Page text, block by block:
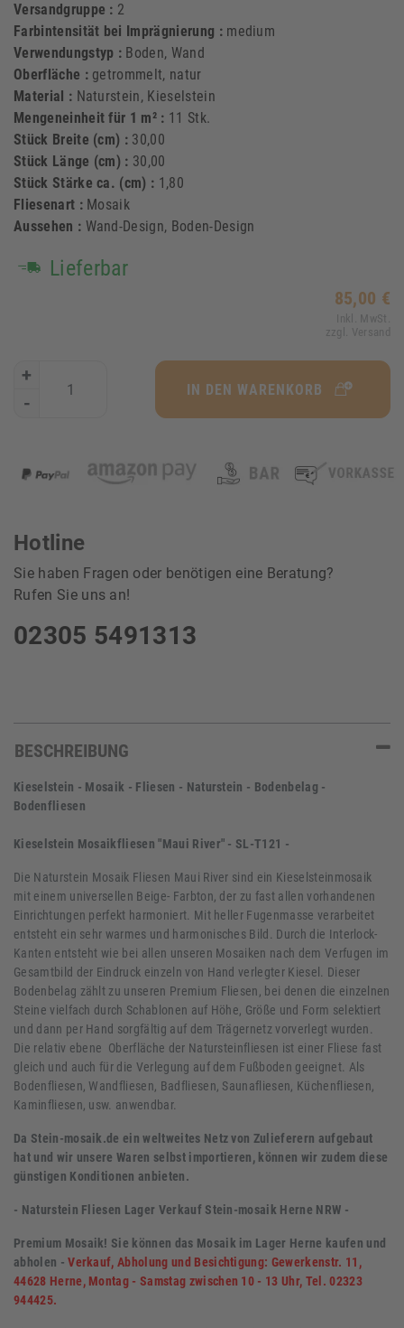
Versandgruppe : 2
Farbintensität bei Imprägnierung : medium
Verwendungstyp : Boden, Wand
Oberfläche : getrommelt, natur
Material : Naturstein, Kieselstein
Mengeneinheit für 1 m² : 11 Stk.
Stück Breite (cm) : 30,00
Stück Länge (cm) : 30,00
Stück Stärke ca. (cm) : 1,80
Fliesenart : Mosaik
Aussehen : Wand-Design, Boden-Design
Lieferbar
85,00 €
Inkl. MwSt.
zzgl. Versand
+
-
IN DEN WARENKORB
Hotline
Sie haben Fragen oder benötigen eine Beratung?
Rufen Sie uns an!
02305 5491313
BESCHREIBUNG
Kieselstein - Mosaik - Fliesen - Naturstein - Bodenbelag -
Bodenfliesen
Kieselstein Mosaikfliesen "Maui River" - SL-T121 -
Die Naturstein Mosaik Fliesen Maui River sind ein Kieselsteinmosaik
mit einem universellen Beige- Farbton, der zu fast allen vorhandenen
Einrichtungen perfekt harmoniert. Mit heller Fugenmasse verarbeitet
entsteht ein sehr warmes und harmonisches Bild. Durch die Interlock-
Kanten entsteht wie bei allen unseren Mosaiken nach dem Verfugen im
Gesamtbild der Eindruck einzeln von Hand verlegter Kiesel. Dieser
Bodenbelag zählt zu unseren Premium Fliesen, bei denen die einzelnen
Steine vielfach durch Schablonen auf Höhe, Größe und Form selektiert
und dann per Hand sorgfältig auf dem Trägernetz vorverlegt wurden.
Die relativ ebene Oberfläche der Natursteinfliesen ist einer Fliese fast
gleich und auch für die Verlegung auf dem Fußboden geeignet. Als
Bodenfliesen, Wandfliesen, Badfliesen, Saunafliesen, Küchenfliesen,
Kaminfliesen, usw. anwendbar.
Da Stein-mosaik.de ein weltweites Netz von Zulieferern aufgebaut
hat und wir unsere Waren selbst importieren, können wir zudem diese
günstigen Konditionen anbieten.
- Naturstein Fliesen Lager Verkauf Stein-mosaik Herne NRW -
Premium Mosaik! Sie können das Mosaik im Lager Herne kaufen und
abholen - Verkauf, Abholung und Besichtigung: Gewerkenstr. 11,
44628 Herne, Montag - Samstag zwischen 10 - 13 Uhr, Tel. 02323
944425.